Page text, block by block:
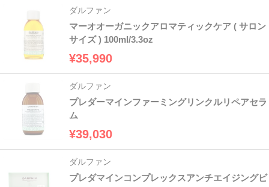
ダルファン
マーオオーガニックアロマティックケア ( サロン
サイズ ) 100ml/3.3oz
¥35,990
ダルファン
プレダーマインファーミングリンクルリペアセラ
ム
¥39,030
ダルファン
プレダマインコンプレックスアンチエイジングビ